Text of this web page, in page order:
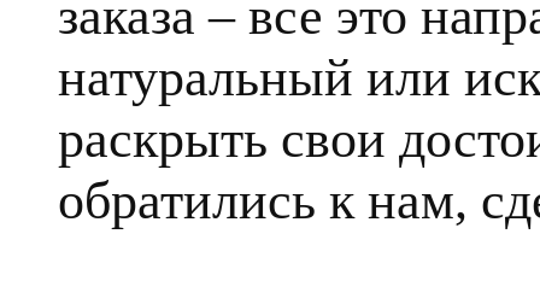
заказа – все это
натуральный или
раскрыть свои
обратились к нам,